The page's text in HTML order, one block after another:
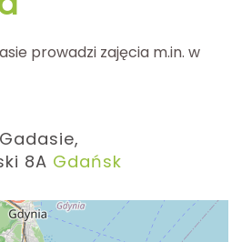
prowadzi zajęcia m.in. w
8A Gdańsk